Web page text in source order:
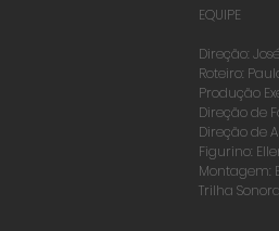
EQUIPE
Direção:
Roteiro:
Produção
Direção de
Direção de
Figurino:
Montagem:
Trilha